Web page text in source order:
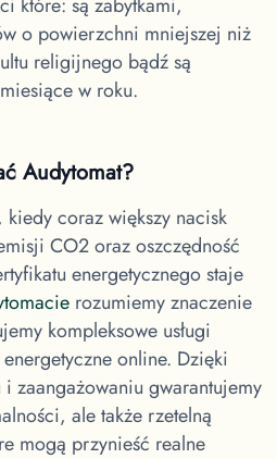
o powierzchni mniejszej niż
religijnego bądź są
w roku.
Audytomat?
coraz większy nacisk
CO2 oraz oszczędność
energetycznego staje
rozumiemy znaczenie
kompleksowe usługi
online. Dzięki
zaangażowaniu gwarantujemy
ale także rzetelną
mogą przynieść realne